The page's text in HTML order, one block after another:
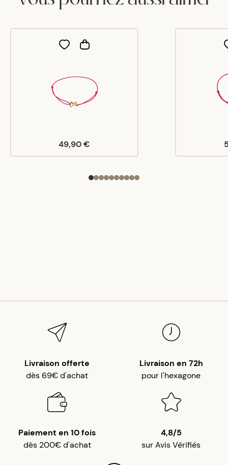
49,90 €
Livraison offerte
dès 69€ d'achat
Livraison en 72h
pour l'hexagone
Paiement en 10 fois
dès 200€ d'achat
4,8/5
sur Avis Vérifiés